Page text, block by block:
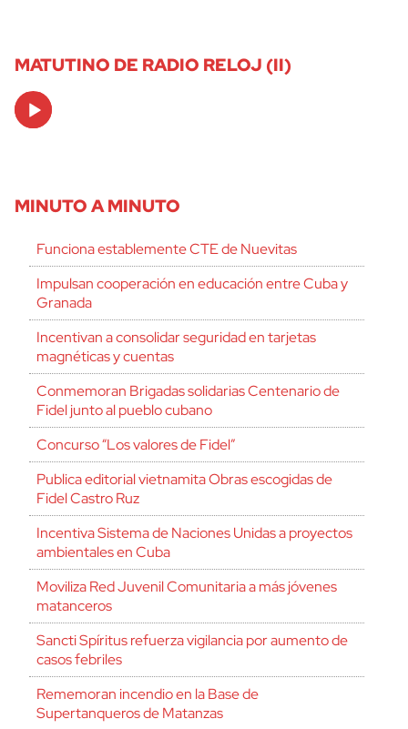
MATUTINO DE RADIO RELOJ (II)
Audio
Player
MINUTO A MINUTO
Funciona establemente CTE de Nuevitas
Impulsan cooperación en educación entre Cuba y
Granada
Incentivan a consolidar seguridad en tarjetas
magnéticas y cuentas
Conmemoran Brigadas solidarias Centenario de
Fidel junto al pueblo cubano
Concurso “Los valores de Fidel”
Publica editorial vietnamita Obras escogidas de
Fidel Castro Ruz
Incentiva Sistema de Naciones Unidas a proyectos
ambientales en Cuba
Moviliza Red Juvenil Comunitaria a más jóvenes
matanceros
Sancti Spíritus refuerza vigilancia por aumento de
casos febriles
Rememoran incendio en la Base de
Supertanqueros de Matanzas